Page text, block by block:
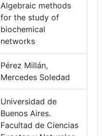
Algebraic methods
for the study of
biochemical
networks
Pérez Millán,
Mercedes Soledad
Universidad de
Buenos Aires.
Facultad de Ciencias